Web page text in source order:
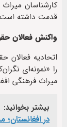
کارشناسان
قدمت داشته
واکنش فعالان
اتحادیه فعالان
را «نمونه‌ای
میراث فرهنگی
بیشتر بخوانید:
در